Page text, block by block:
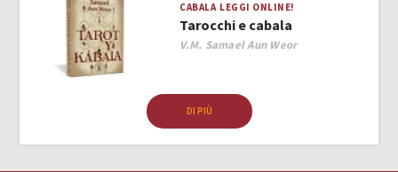
CABALA LEGGI ONLINE!
Tarocchi e cabala
Author
V.M. Samael Aun Weor
DI PIÙ